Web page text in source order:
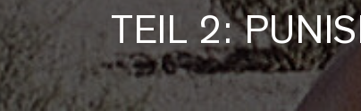
TEIL 2: